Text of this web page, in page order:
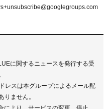
プログラムを発表！
タイムテーブルを発表！
発表！
に関するニュースを発行する受
レスは本グループによるメール配
りません。